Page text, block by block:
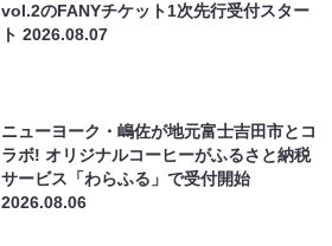
vol.2のFANYチケット1次先行受付スター
ト2026.08.07
ニューヨーク・嶋佐が地元富士吉田市とコ
ラボ! オリジナルコーヒーがふるさと納税
サービス「わらふる」で受付開始
2026.08.06